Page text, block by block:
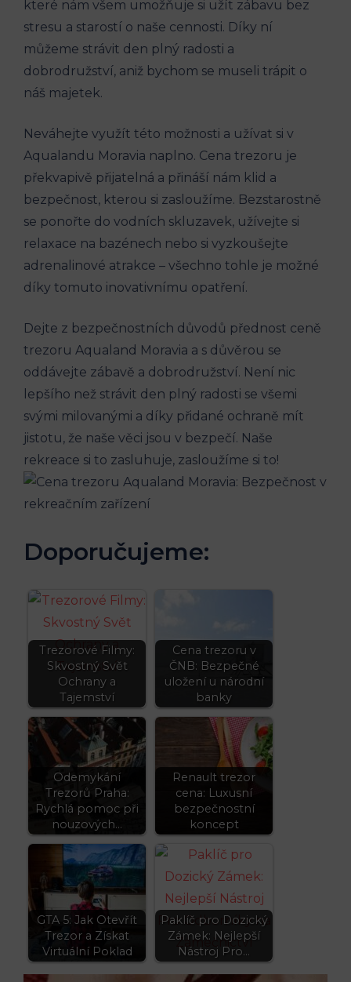
které nám všem umožňuje si užít zábavu bez
stresu a starostí o naše cennosti. Díky ní
můžeme strávit den plný radosti a
dobrodružství, aniž bychom se museli trápit o
náš majetek.
Neváhejte využít této možnosti a užívat si v
Aqualandu Moravia naplno. Cena trezoru je
překvapivě přijatelná a přináší nám klid a
bezpečnost, kterou si zasloužíme. Bezstarostně
se ponořte do vodních skluzavek, užívejte si
relaxace na bazénech nebo si vyzkoušejte
adrenalinové atrakce – všechno tohle je možné
díky tomuto inovativnímu opatření.
Dejte z bezpečnostních důvodů přednost ceně
trezoru Aqualand Moravia a s důvěrou se
oddávejte zábavě a dobrodružství. Není nic
lepšího než strávit den plný radosti se všemi
svými milovanými a díky přidané ochraně mít
jistotu, že naše věci jsou v bezpečí. Naše
rekreace si to zasluhuje, zasloužíme si to!
Doporučujeme:
Trezorové Filmy:
Skvostný Svět
Ochrany a
Tajemství
Cena trezoru v
ČNB: Bezpečné
uložení u národní
banky
Odemykání
Trezorů Praha:
Rychlá pomoc při
nouzových…
Renault trezor
cena: Luxusní
bezpečnostní
koncept
GTA 5: Jak Otevřít
Trezor a Získat
Virtuální Poklad
Paklíč pro Dozický
Zámek: Nejlepší
Nástroj Pro…